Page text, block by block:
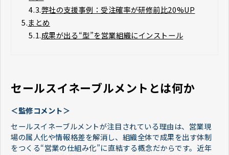
4.3.弊社の支援事例：受注確率が研修前比20%UP
5.まとめ
5.1.成果が出る“型”を営業組織にインストール
セールスイネーブルメントとは何か
＜監修コメント＞
セールスイネーブルメントが注目されている理由は、営業現
場の属人化や情報格差を解消し、組織全体で成果を出す体制
をつくる“営業の仕組み化”に直結する概念だからです。近年